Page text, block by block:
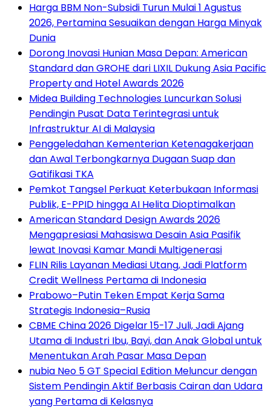
Harga BBM Non-Subsidi Turun Mulai 1 Agustus
2026, Pertamina Sesuaikan dengan Harga Minyak
Dunia
Dorong Inovasi Hunian Masa Depan: American
Standard dan GROHE dari LIXIL Dukung Asia Pacific
Property and Hotel Awards 2026
Midea Building Technologies Luncurkan Solusi
Pendingin Pusat Data Terintegrasi untuk
Infrastruktur AI di Malaysia
Penggeledahan Kementerian Ketenagakerjaan
dan Awal Terbongkarnya Dugaan Suap dan
Gatifikasi TKA
Pemkot Tangsel Perkuat Keterbukaan Informasi
Publik, E-PPID hingga AI Helita Dioptimalkan
American Standard Design Awards 2026
Mengapresiasi Mahasiswa Desain Asia Pasifik
lewat Inovasi Kamar Mandi Multigenerasi
FLIN Rilis Layanan Mediasi Utang, Jadi Platform
Credit Wellness Pertama di Indonesia
Prabowo–Putin Teken Empat Kerja Sama
Strategis Indonesia–Rusia
CBME China 2026 Digelar 15-17 Juli, Jadi Ajang
Utama di Industri Ibu, Bayi, dan Anak Global untuk
Menentukan Arah Pasar Masa Depan
nubia Neo 5 GT Special Edition Meluncur dengan
Sistem Pendingin Aktif Berbasis Cairan dan Udara
yang Pertama di Kelasnya